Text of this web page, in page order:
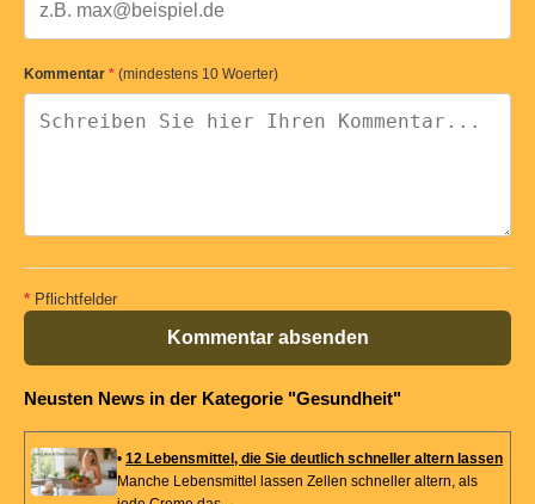
Kommentar * (mindestens 10 Woerter)
* Pflichtfelder
Kommentar absenden
Neusten News in der Kategorie "Gesundheit"
• 12 Lebensmittel, die Sie deutlich schneller altern lassen
Manche Lebensmittel lassen Zellen schneller altern, als